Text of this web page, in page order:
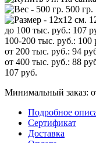
500 гр.
до 100 тыс. руб.: 107
100-200 тыс. руб.: 100
от 200 тыс. руб.: 94
от 400 тыс. руб.: 88
107 руб.
Минимальный заказ:
Подробное
Сертификат
Доставка